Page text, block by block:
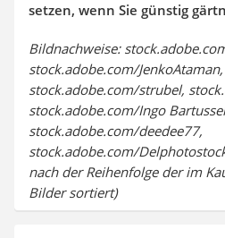
setzen, wenn Sie günstig
Bildnachweise:
stock.adobe.com/JenkoAtaman,
stock.adobe.com/strubel,
stock.adobe.com/Ingo
stock.adobe.com/deedee77,
stock.adobe.com/
nach der Reihenfolge der im
Bilder sortiert)